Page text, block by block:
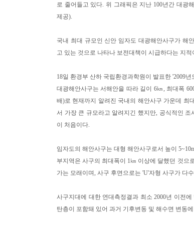
로 줄어들고 있다. 위 그래픽은 지난 100년간 대광
제공).
국내 최대 규모인 신안 임자도 대광해안사구가 해
고 있는 것으로 나타나 보전대책이 시급하다는 지적
18일 환경부 산하 국립환경과학원이 발표한 '2009
대광해안사구는 서해안을 따라 길이 6㎞, 최대폭
배)로 현재까지 알려진 국내의 해안사구 가운데 최
서 가장 큰 규모라고 알려지긴 했지만, 공식적인
이 처음이다.
임자도의 해안사구는 대형 해안사구로서 높이
부지역은 사구의 최대폭이 1㎞ 이상에 달했던 것으
가는 모래이며, 사구 후면으로는 'U'자형 사구가 다
사구지대에 대한 연대측정결과 최소 2000년 이전
탄층이 포함돼 있어 과거 기후변동 및 해수면 변동